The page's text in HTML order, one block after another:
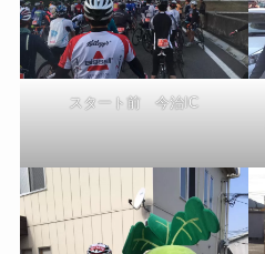
スタート前 今治IC